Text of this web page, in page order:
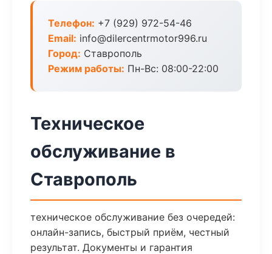
Телефон: +7 (929) 972-54-46
Email: info@dilercentrmotor996.ru
Город: Ставрополь
Режим работы: Пн-Вс: 08:00-22:00
Техническое
обслуживание в
Ставрополь
техническое обслуживание без очередей:
онлайн-запись, быстрый приём, честный
результат. Документы и гарантия